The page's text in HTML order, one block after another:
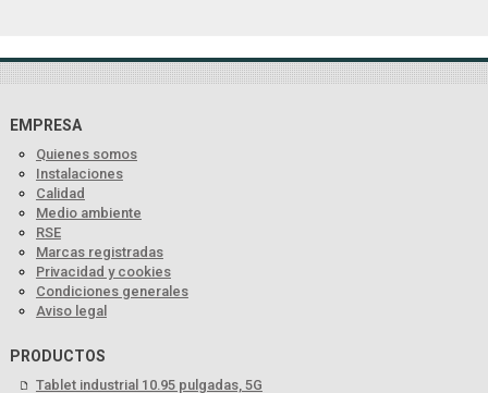
EMPRESA
Quienes somos
Instalaciones
Calidad
Medio ambiente
RSE
Marcas registradas
Privacidad y cookies
Condiciones generales
Aviso legal
PRODUCTOS
Tablet industrial 10.95 pulgadas, 5G